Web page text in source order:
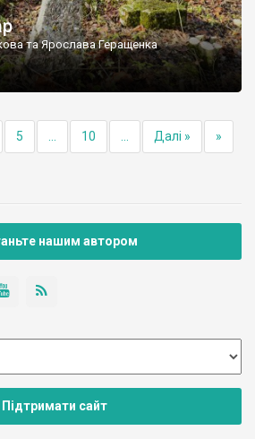
та Ярослава Геращенка
5 10 Далі » »
нашим автором
Підтримати сайт